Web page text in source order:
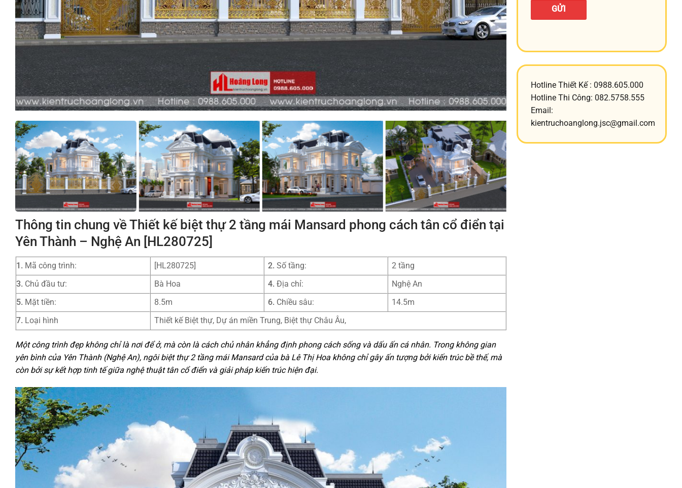
Thông tin chung về Thiết kế biệt thự 2 tầng mái Mansard phong cách tân cổ điển tại
Yên Thành – Nghệ An [HL280725]
1. Mã công trình: [HL280725] 2. Số tầng:
2 tầng
3. Chủ đầu tư: Bà Hoa 4. Địa chỉ:
Nghệ An
5. Mặt tiền: 8.5m 6. Chiều sâu:
14.5m
7. Loại hình Thiết kế Biệt thự, Dự án miền Trung, Biệt thự Châu Âu,
Một công trình đẹp không chỉ là nơi để ở, mà còn là cách chủ nhân khẳng định phong cách sống và dấu ấn cá nhân. Trong không gian
yên bình của Yên Thành (Nghệ An), ngôi biệt thự 2 tầng mái Mansard của bà Lê Thị Hoa không chỉ gây ấn tượng bởi kiến trúc bề thế, mà
còn bởi sự kết hợp tinh tế giữa nghệ thuật tân cổ điển và giải pháp kiến trúc hiện đại.
Hotline Thiết Kế : 0988.605.000
Hotline Thi Công: 082.5758.555
Email:
kientruchoanglong.jsc@gmail.com